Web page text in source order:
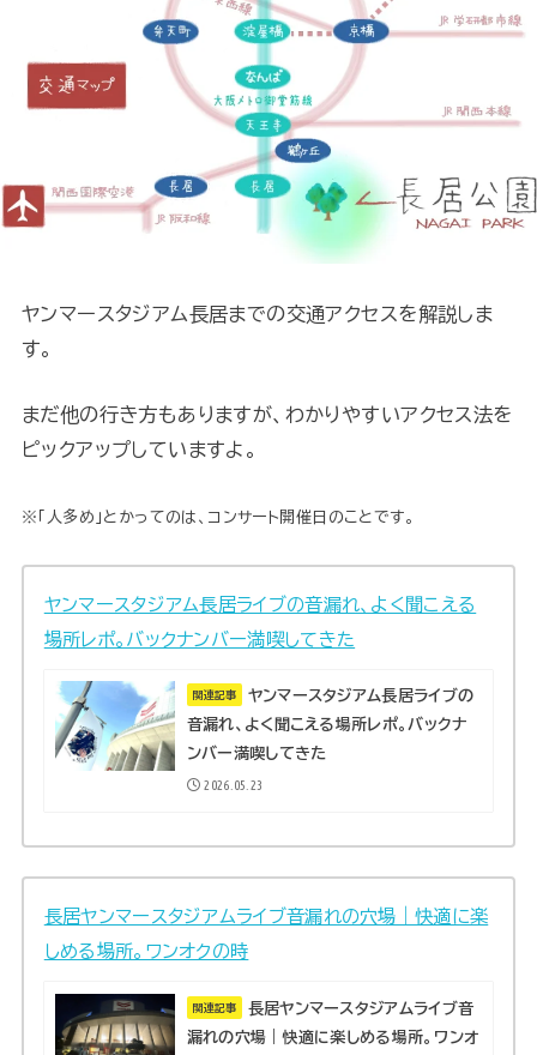
ヤンマースタジアム長居までの交通アクセスを解説しま
す。
まだ他の行き方もありますが、わかりやすいアクセス法を
ピックアップしていますよ。
※「人多め」とかってのは、コンサート開催日のことです。
ヤンマースタジアム長居ライブの音漏れ、よく聞こえる
場所レポ。バックナンバー満喫してきた
関連記事
ヤンマースタジアム長居ライブの
音漏れ、よく聞こえる場所レポ。バックナ
ンバー満喫してきた
2026.05.23
長居ヤンマースタジアムライブ音漏れの穴場｜快適に楽
しめる場所。ワンオクの時
関連記事
長居ヤンマースタジアムライブ音
漏れの穴場｜快適に楽しめる場所。ワンオ